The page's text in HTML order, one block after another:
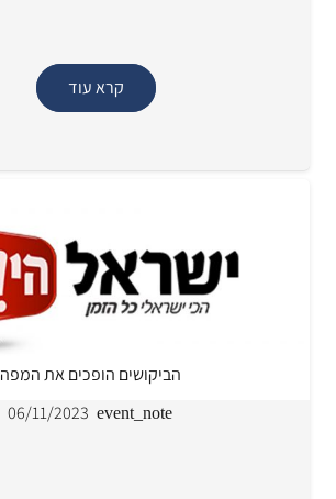
קרא עוד
הביקושים הופכים את המפה
event_note
06/11/2023